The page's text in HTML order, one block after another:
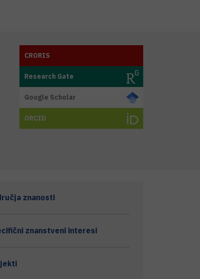
CRORIS
Research Gate
Google Scholar
ORCID
znanosti
znanstveni interesi